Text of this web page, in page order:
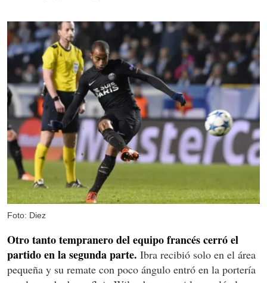
Foto: Diez
Otro tanto tempranero del equipo francés cerró el
partido en la segunda parte. Ibra recibió solo en el área
pequeña y su remate con poco ángulo entró en la portería